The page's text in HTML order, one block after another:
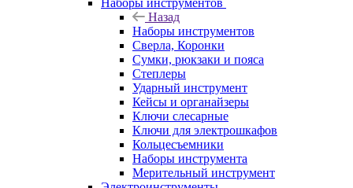
Наборы инструментов
Назад
Наборы инструментов
Сверла, Коронки
Сумки, рюкзаки и пояса
Степлеры
Ударный инструмент
Кейсы и органайзеры
Ключи слесарные
Ключи для электрошкафов
Кольцесъемники
Наборы инструмента
Мерительный инструмент